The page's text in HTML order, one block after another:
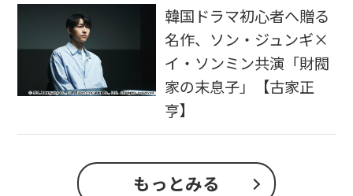
韓国ドラマ初心者へ贈る
名作、ソン・ジュンギ×
イ・ソンミン共演「財閥
家の末息子」【古家正
亨】
もっとみる